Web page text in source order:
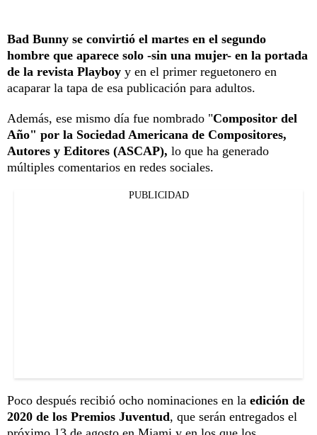
Bad Bunny se convirtió el martes en el segundo
hombre que aparece solo -sin una mujer- en la portada
de la revista Playboy y en el primer reguetonero en
acaparar la tapa de esa publicación para adultos.
Además, ese mismo día fue nombrado "Compositor del
Año" por la Sociedad Americana de Compositores,
Autores y Editores (ASCAP), lo que ha generado
múltiples comentarios en redes sociales.
PUBLICIDAD
Poco después recibió ocho nominaciones en la edición de
2020 de los Premios Juventud, que serán entregados el